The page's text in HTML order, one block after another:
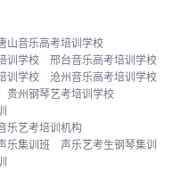
山音乐高考培训学校
训学校
邢台音乐高考培训学校
训学校
沧州音乐高考培训学校
贵州钢琴艺考培训学校
乐艺考培训机构
乐集训班
声乐艺考生钢琴集训